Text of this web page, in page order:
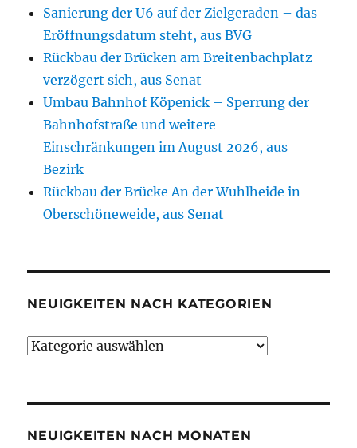
Sanierung der U6 auf der Zielgeraden – das
Eröffnungsdatum steht, aus BVG
Rückbau der Brücken am Breitenbachplatz
verzögert sich, aus Senat
Umbau Bahnhof Köpenick – Sperrung der
Bahnhofstraße und weitere
Einschränkungen im August 2026, aus
Bezirk
Rückbau der Brücke An der Wuhlheide in
Oberschöneweide, aus Senat
NEUIGKEITEN NACH KATEGORIEN
Neuigkeiten
NEUIGKEITEN NACH MONATEN